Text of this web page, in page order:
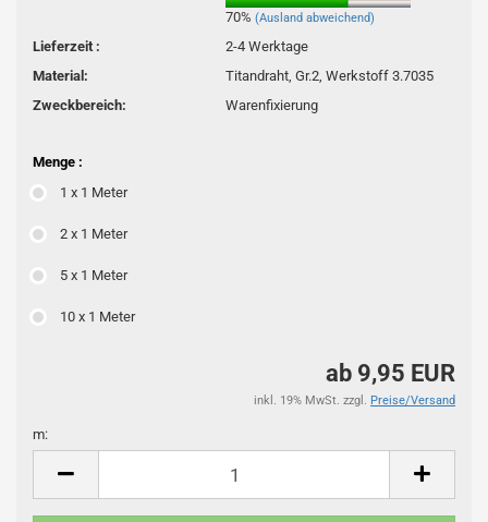
70% (Ausland abweichend)
Lieferzeit :
2-4 Werktage
Material:
Titandraht, Gr.2, Werkstoff 3.7035
Zweckbereich:
Warenfixierung
Menge :
1 x 1 Meter
2 x 1 Meter
5 x 1 Meter
10 x 1 Meter
ab 9,95 EUR
inkl. 19% MwSt. zzgl. Preise/Versand
m: